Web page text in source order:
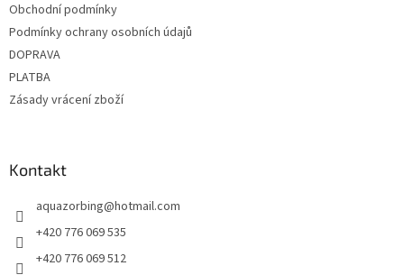
Obchodní podmínky
Podmínky ochrany osobních údajů
DOPRAVA
PLATBA
Zásady vrácení zboží
Kontakt
aquazorbing@hotmail.com
+420 776 069 535
+420 776 069 512